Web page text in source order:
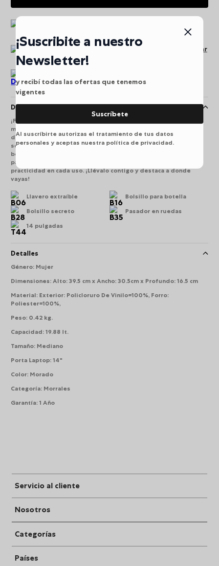
Pago seguro puede pagar
Devoluciones
Descripción
¡Funcionalidad y diseño en un solo morral! Bow ofrece un look
moderno con textura en PVC y compartimentos ideales para el
día a día. Su bolsillo para portátil de 14 pulgadas brinda
seguridad, mientras que el organizador con portallaves y el
bolsillo secreto facilitan el almacenamiento. Incluye pasador
para sistema de ruedas y bolsillo para botella, ofreciendo
practicidad en cada uso. ¡Llévalo contigo y destaca a donde
vayas!
Llavero extraíble
Bolsillo para botella
Bolsillo secreto
Pasador en ruedas
14 pulgadas
Detalles
Género: Mujer
Dimensiones:Alto: 39.5 cm x Ancho: 30.5cm x Profundo: 16.5 cm
Material: Exterior: Policloruro De Vinilo=100%, Forro:
Poliester=100%,
Peso: 0.42 kg.
Capacidad:19.88 lt.
Tamaño: Mediano
Porta Laptop:14"
Color: Morado
Categoría: Morrales
Garantía:1 Año
Servicio al cliente
Nosotros
Categorías
Países
¡Suscribite a nuestro
Newsletter!
y recibí todas las ofertas que tenemos
vigentes
Suscríbete
Al suscríbirte autorizas el tratamiento de tus datos
personales y aceptas nuestra política de privacidad.